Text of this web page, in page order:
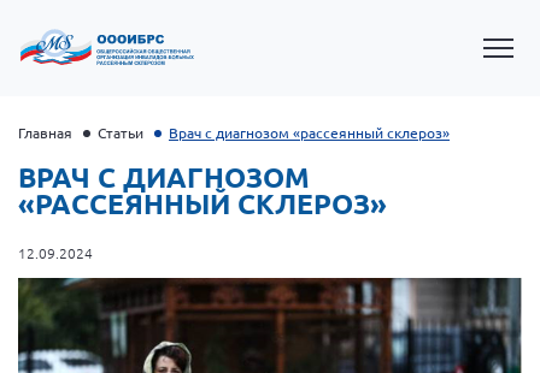
Главная Статьи Врач с диагнозом «рассеянный склероз»
ВРАЧ С ДИАГНОЗОМ
«РАССЕЯННЫЙ СКЛЕРОЗ»
12.09.2024